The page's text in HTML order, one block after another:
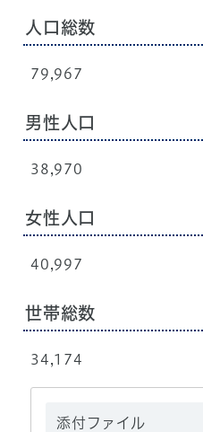
人口総数
79,967
男性人口
38,970
女性人口
40,997
世帯総数
34,174
添付ファイル